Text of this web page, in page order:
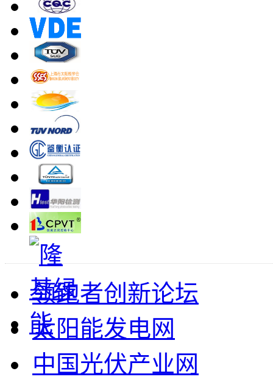
领跑者创新论坛
太阳能发电网
中国光伏产业网